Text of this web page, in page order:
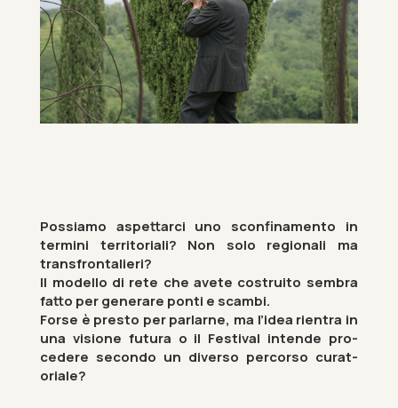
Pos­siamo as­pettarci uno scon­fi­n­a­mento in
ter­mini ter­rit­ori­ali? Non solo re­gion­ali ma
trans­front­alieri?
Il mod­ello di rete che avete costruito sem­bra
fatto per gen­er­are ponti e scambi.
Forse è presto per par­larne, ma l’idea ri­en­tra in
una vis­ione fu­tura o il Fest­ival in­tende pro­
cedere secondo un di­verso per­corso cur­at­
oriale?